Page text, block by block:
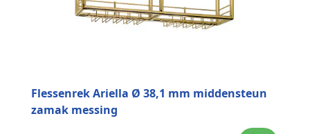
Flessenrek Ariella Ø 38,1 mm middensteun
zamak messing